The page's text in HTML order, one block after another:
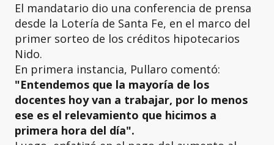
El mandatario dio una conferencia de prensa
desde la Lotería de Santa Fe, en el marco del
primer sorteo de los créditos hipotecarios
Nido.
En primera instancia, Pullaro comentó:
"Entendemos que la mayoría de los
docentes hoy van a trabajar, por lo menos
ese es el relevamiento que hicimos a
primera hora del día".